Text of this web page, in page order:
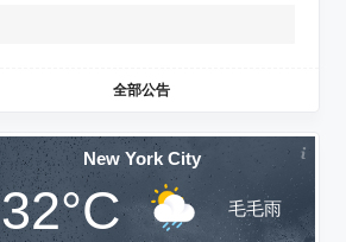
全部公告
New York City
32°C 毛毛雨